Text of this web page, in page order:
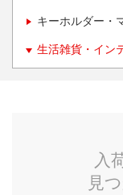
キーホルダー・
生活雑貨・イン